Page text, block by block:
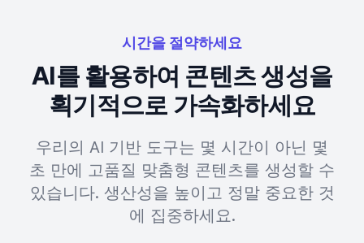
시간을 절약하세요
AI를 활용하여 콘텐츠 생성을
획기적으로 가속화하세요
우리의 AI 기반 도구는 몇 시간이 아닌 몇
초 만에 고품질 맞춤형 콘텐츠를 생성할 수
있습니다. 생산성을 높이고 정말 중요한 것
에 집중하세요.